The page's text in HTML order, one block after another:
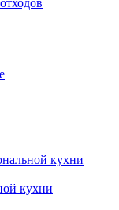
кухни
кухни